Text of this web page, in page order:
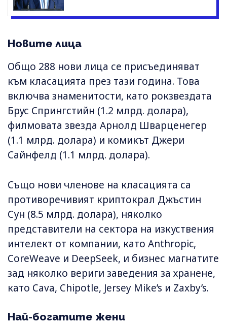
Новите лица
Общо 288 нови лица се присъединяват
към класацията през тази година. Това
включва знаменитости, като рокзвездата
Брус Спрингстийн (1.2 млрд. долара),
филмовата звезда Арнолд Шварценегер
(1.1 млрд. долара) и комикът Джери
Сайнфелд (1.1 млрд. долара).
Също нови членове на класацията са
противоречивият криптокрал Джъстин
Сун (8.5 млрд. долара), няколко
представители на сектора на изкуствения
интелект от компании, като Anthropic,
CoreWeave и DeepSeek, и бизнес магнатите
зад няколко вериги заведения за хранене,
като Cava, Chipotle, Jersey Mike’s и Zaxby’s.
Най-богатите жени